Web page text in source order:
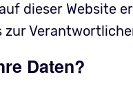
dieser Website
zur
Daten?